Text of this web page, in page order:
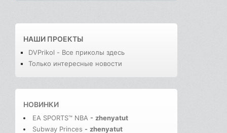
НАШИ ПРОЕКТЫ
DVPrikol - Все приколы здесь
Только интересные новости
НОВИНКИ
EA SPORTS™ NBA - zhenyatut
Subway Princes - zhenyatut